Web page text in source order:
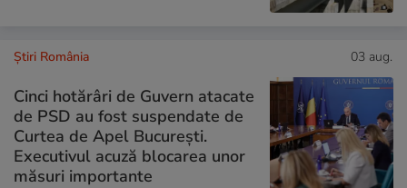
Știri România 03 aug.
Cinci hotărâri de Guvern atacate
de PSD au fost suspendate de
Curtea de Apel București.
Executivul acuză blocarea unor
măsuri importante